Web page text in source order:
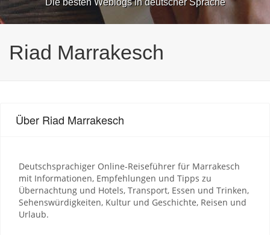
Die besten Weblogs in deutscher Sprache
Riad Marrakesch
Über Riad Marrakesch
Deutschsprachiger Online-Reiseführer für Marrakesch
mit Informationen, Empfehlungen und Tipps zu
Übernachtung und Hotels, Transport, Essen und Trinken,
Sehenswürdigkeiten, Kultur und Geschichte, Reisen und
Urlaub.